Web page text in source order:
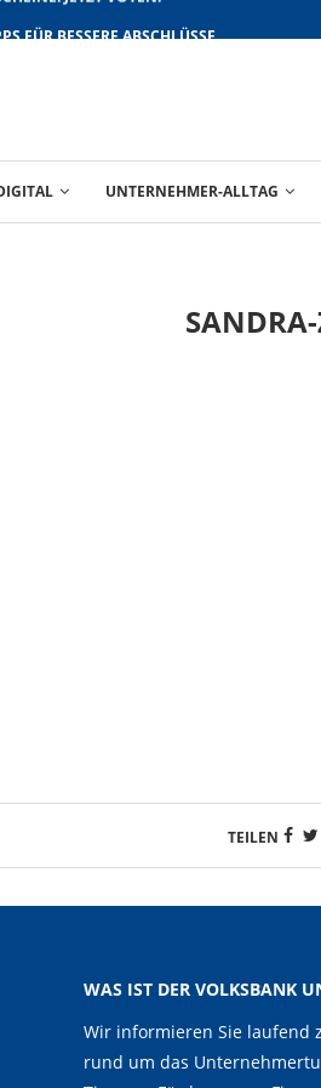
UNTERNEHMER-ALLTAG
TEILEN
WAS IST DER VOLKSBANK
Wir informieren Sie laufend
rund um das